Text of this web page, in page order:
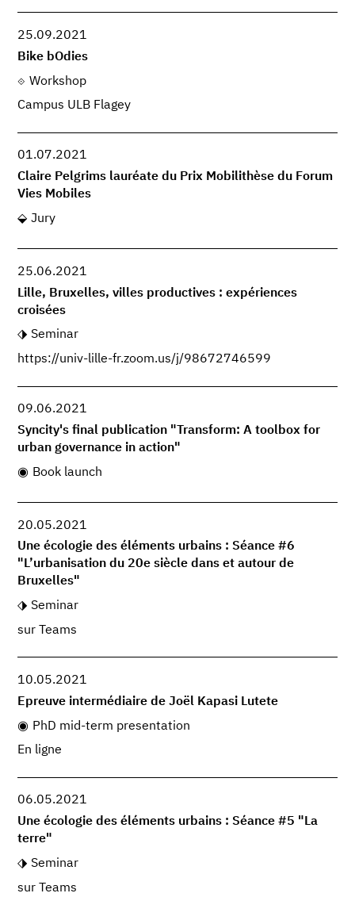
25.09.2021
Bike bOdies
Workshop
Campus ULB Flagey
01.07.2021
Claire Pelgrims lauréate du Prix Mobilithèse du Forum
Vies Mobiles
Jury
25.06.2021
Lille, Bruxelles, villes productives : expériences
croisées
Seminar
https://univ-lille-fr.zoom.us/j/98672746599
09.06.2021
Syncity's final publication "Transform: A toolbox for
urban governance in action"
Book launch
20.05.2021
Une écologie des éléments urbains : Séance #6
"L’urbanisation du 20e siècle dans et autour de
Bruxelles"
Seminar
sur Teams
10.05.2021
Epreuve intermédiaire de Joël Kapasi Lutete
PhD mid-term presentation
En ligne
06.05.2021
Une écologie des éléments urbains : Séance #5 "La
terre"
Seminar
sur Teams